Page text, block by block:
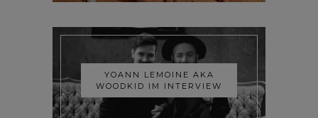
YOANN LEMOINE AKA
WOODKID IM INTERVIEW